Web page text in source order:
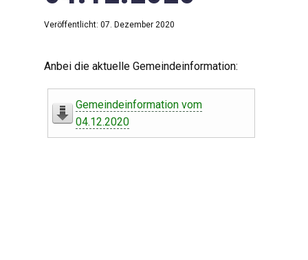
Veröffentlicht: 07. Dezember 2020
Anbei die aktuelle Gemeindeinformation:
Gemeindeinformation vom
04.12.2020